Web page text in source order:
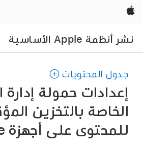
Apple‏
نشر أنظمة Apple الأساسية
جدول المحتويات
إعدادات حمولة إدارة
الخاصة بالتخزين
للمحتوى على أجهزة Apple